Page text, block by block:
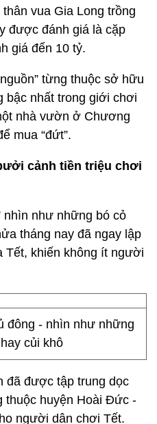
vua Gia Long trồng
được đánh giá là cặp
giá đến 10 tỷ.
từng thuộc sở hữu
bậc nhất trong giới chơi
nhà vườn ở Chương
mua “đứt”.
cảnh tiền triệu chơi
nhìn như những bó cỏ
tháng nay đã ngay lập
Tết, khiến không ít người
đông - nhìn như những
củi khô
đã được tập trung dọc
thuộc huyện Hoài Đức -
người dân chơi Tết.